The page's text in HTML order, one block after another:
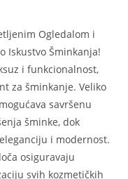
Ogledalom i
Iskustvo Šminkanja!
i funkcionalnost,
za šminkanje. Veliko
savršenu
šminke, dok
i modernost.
osiguravaju
svih kozmetičkih